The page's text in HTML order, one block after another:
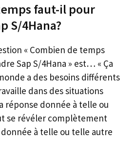
faut-il pour
S/4Hana?
« Combien de temps
Sap S/4Hana » est… « Ça
a des besoins différents
dans des situations
réponse donnée à telle ou
se révéler complètement
à telle ou telle autre